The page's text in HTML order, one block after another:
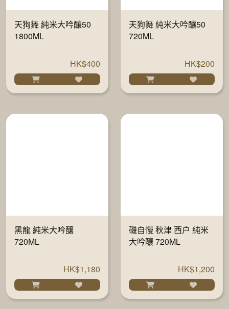
天狗舞 純米大吟釀50
1800ML
HK$400
天狗舞 純米大吟釀50
720ML
HK$200
黑龍 純米大吟釀
720ML
HK$1,180
磯自慢 秋津 西户 純米
大吟釀 720ML
HK$1,200